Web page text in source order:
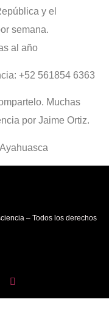
y el
semana.
al año
+52 561854 6363
Muchas
por Jaime Ortiz.
– Todos los derechos